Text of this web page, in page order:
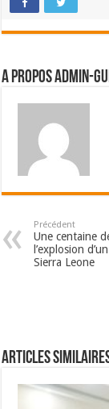
A propos admin-
Précédent
Une centaine
l’explosion
Sierra Leone
Articles